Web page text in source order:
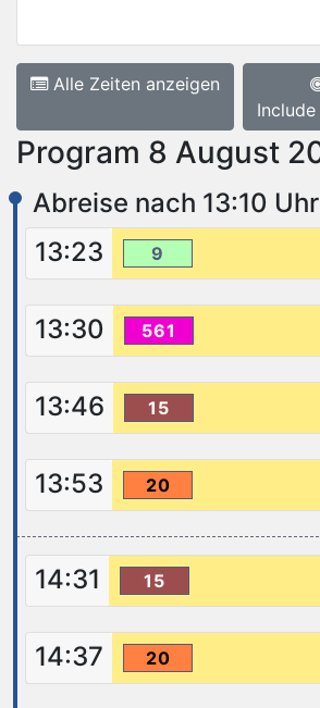
Alle Zeiten anzeigen
Program 8 August
Abreise nach 13:10 Uhr
13:23
9
13:30 561
13:46 15
13:53 20
14:31 15
14:37 20